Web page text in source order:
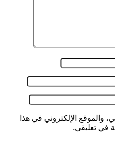
والموقع الإلكتروني في هذا
في تعليقي.